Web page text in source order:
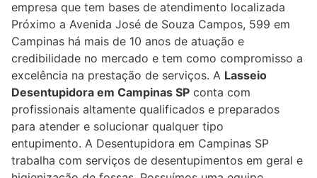
empresa que tem bases de atendimento localizada
Próximo a Avenida José de Souza Campos, 599 em
Campinas há mais de 10 anos de atuação e
credibilidade no mercado e tem como compromisso a
excelência na prestação de serviços. A Lasseio
Desentupidora em Campinas SP conta com
profissionais altamente qualificados e preparados
para atender e solucionar qualquer tipo
entupimento. A Desentupidora em Campinas SP
trabalha com serviços de desentupimentos em geral e